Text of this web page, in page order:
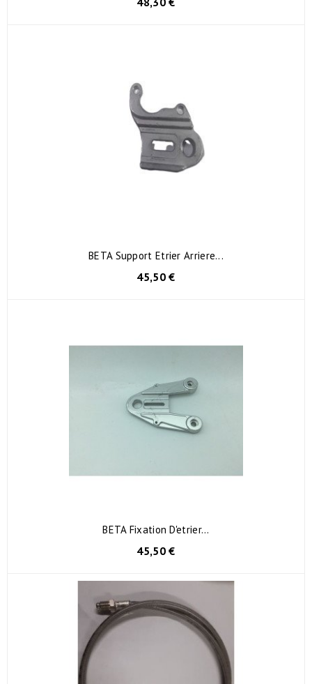
BETA Support Etrier Arriere...
45,50 €
BETA Fixation D'etrier...
45,50 €